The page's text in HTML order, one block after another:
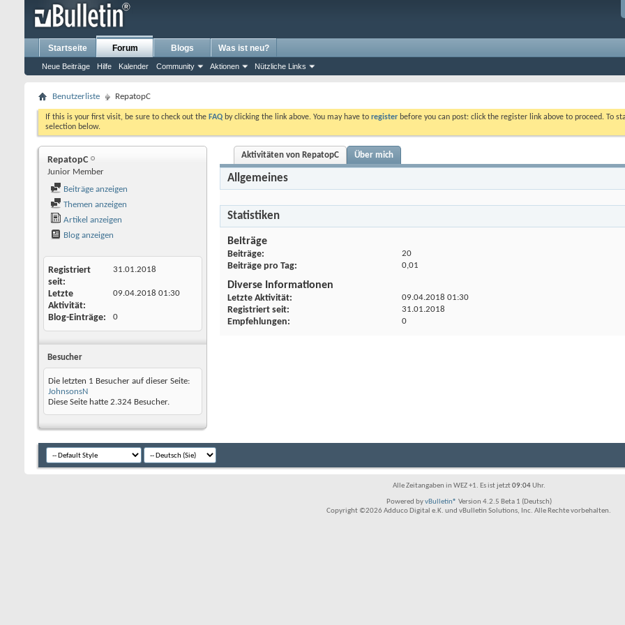
Startseite Forum
Neue Beiträge Hilfe Kalender Community Aktionen Nützliche Links
Blogs Was ist neu?
Benutzerliste RepatopC
If this is your first visit, be sure to check out the FAQ by clicking the link above. You may have to register before you can post: click the register link above to proceed. To
selection below.
RepatopC
Junior Member
Beiträge anzeigen
Themen anzeigen
Artikel anzeigen
Blog anzeigen
Registriert
seit
31.01.2018
Letzte
Aktivität
09.04.2018 01:30
Blog-Einträge 0
Besucher
Die letzten 1 Besucher auf dieser Seite:
JohnsonsN
Diese Seite hatte 2.324 Besucher.
Aktivitäten von RepatopC Über mich
Allgemeines
Statistiken
Beiträge
Beiträge 20
Beiträge pro Tag 0,01
Diverse Informationen
Letzte Aktivität 09.04.2018 01:30
Registriert seit 31.01.2018
Empfehlungen 0
Alle Zeitangaben in WEZ +1. Es ist jetzt09:04Uhr.
Powered byvBulletin® Version 4.2.5 Beta 1 (Deutsch)
Copyright ©2026 Adduco Digital e.K. und vBulletin Solutions, Inc. Alle Rechte vorbehalten.